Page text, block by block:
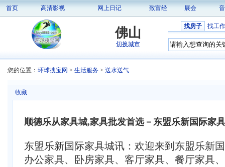
首页 高清影视 网上日记 致富经 展会
佛山
切换城市
找房子 找工作
您的位置： 环球搜宝网 > 生活服务 > 送水送气
收藏
顺德乐从家具城,家具批发首选－东盟乐新国际家
东盟乐新国际家具城讯：欢迎来到东盟乐新
办公家具、卧房家具、客厅家具、餐厅家具